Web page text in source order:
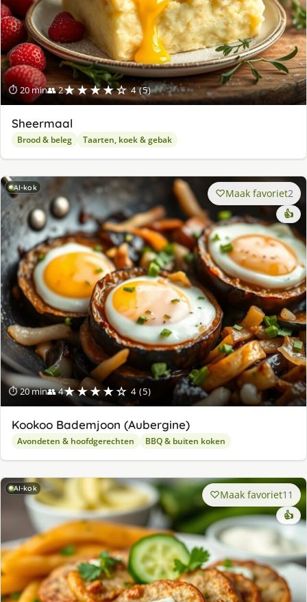
⏱ 20 min👥 2★★★★☆ 4 (5)
Sheermaal
Brood & beleg Taarten, koek & gebak
AI-kok
⏱ 20 min👥 4★★★★☆ 4 (5)
Maak favoriet2
👍
Kookoo Bademjoon (Aubergine)
Avondeten & hoofdgerechten BBQ & buiten koken
AI-kok Maak favoriet11
👍